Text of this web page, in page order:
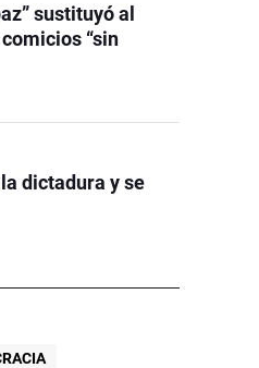
sustituyó al
“sin
dictadura y se